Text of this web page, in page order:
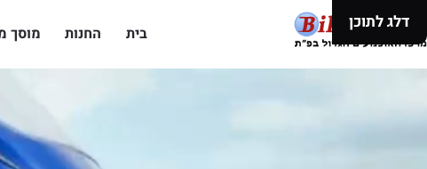
דלג לתוכן
בית החנות מוסך